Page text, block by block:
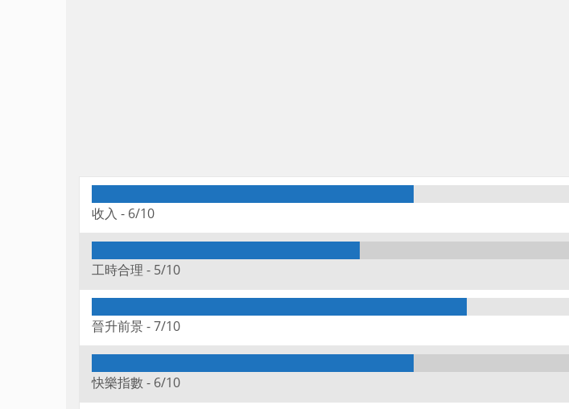
收入 - 6/10
工時合理 - 5/10
晉升前景 -7/10
快樂指數 - 6/10